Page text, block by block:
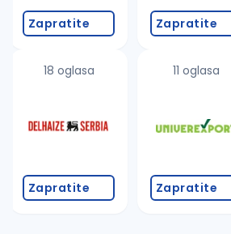
Zapratite
18 oglasa
Zapratite
Zapratite
11 oglasa
Zapratite